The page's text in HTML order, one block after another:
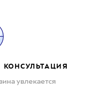
увлекается